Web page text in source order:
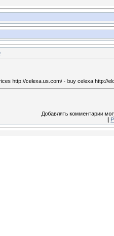
http://celexa.us.com/ - buy celexa http://
Добавлять комментарии
[